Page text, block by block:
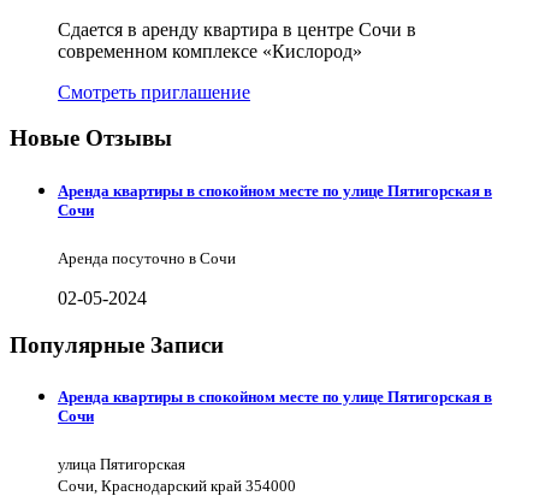
Сдается в аренду квартира в центре Сочи в
современном комплексе «Кислород»
Смотреть приглашение
Новые Отзывы
Аренда квартиры в спокойном месте по улице Пятигорская в
Сочи
Аренда посуточно в Сочи
02-05-2024
Популярные Записи
Аренда квартиры в спокойном месте по улице Пятигорская в
Сочи
улица Пятигорская
Сочи, Краснодарский край 354000